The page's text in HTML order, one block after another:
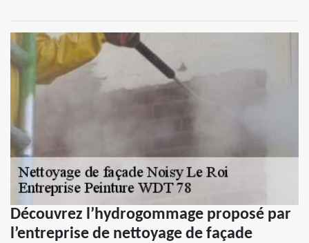
Découvrez l’hydrogommage proposé par
l’entreprise de nettoyage de façade